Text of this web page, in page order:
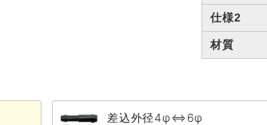
仕様2
材質
差込外径4φ⇔6φ